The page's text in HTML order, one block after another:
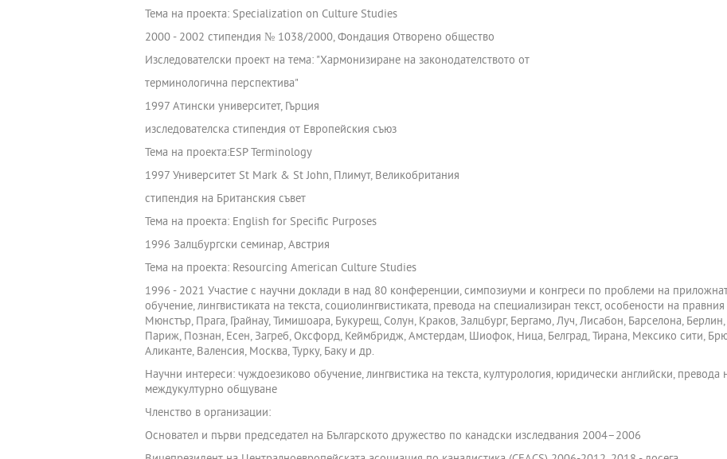
Тема на проекта: Specialization on Culture Studies
2000 - 2002 стипендия № 1038/2000, Фондация Отворено общество
Изследователски проект на тема: "Хармонизиране на законодателството от
терминологична перспектива"
1997 Атински университет, Гърция
изследователска стипендия от Европейския съюз
Тема на проекта:ESP Terminology
1997 Университет St Mark & St John, Плимут, Великобритания
стипендия на Британския съвет
Тема на проекта: English for Specific Purposes
1996 Залцбургски семинар, Австрия
Тема на проекта: Resourcing American Culture Studies
1996 - 2021 Участие с научни доклади в над 80 конференции, симпозиуми и конгреси по проблеми на
обучение, лингвистиката на текста, социолингвистиката, превода на специализиран текст, особености на
Мюнстър, Прага, Грайнау, Тимишоара, Букурещ, Солун, Краков, Залцбург, Бергамо, Луч, Лисабон, Барселона,
Париж, Познан, Есен, Загреб, Оксфорд, Кеймбридж, Амстердам, Шиофок, Ница, Белград, Тирана, Мексико сити,
Аликанте, Валенсия, Москва, Турку, Баку и др.
Научни интереси: чуждоезиково обучение, лингвистика на текста, културология, юридически английски, превода
междукултурно общуване
Членство в организации:
Основател и първи председател на Българското дружество по канадски изследвания 2004–2006